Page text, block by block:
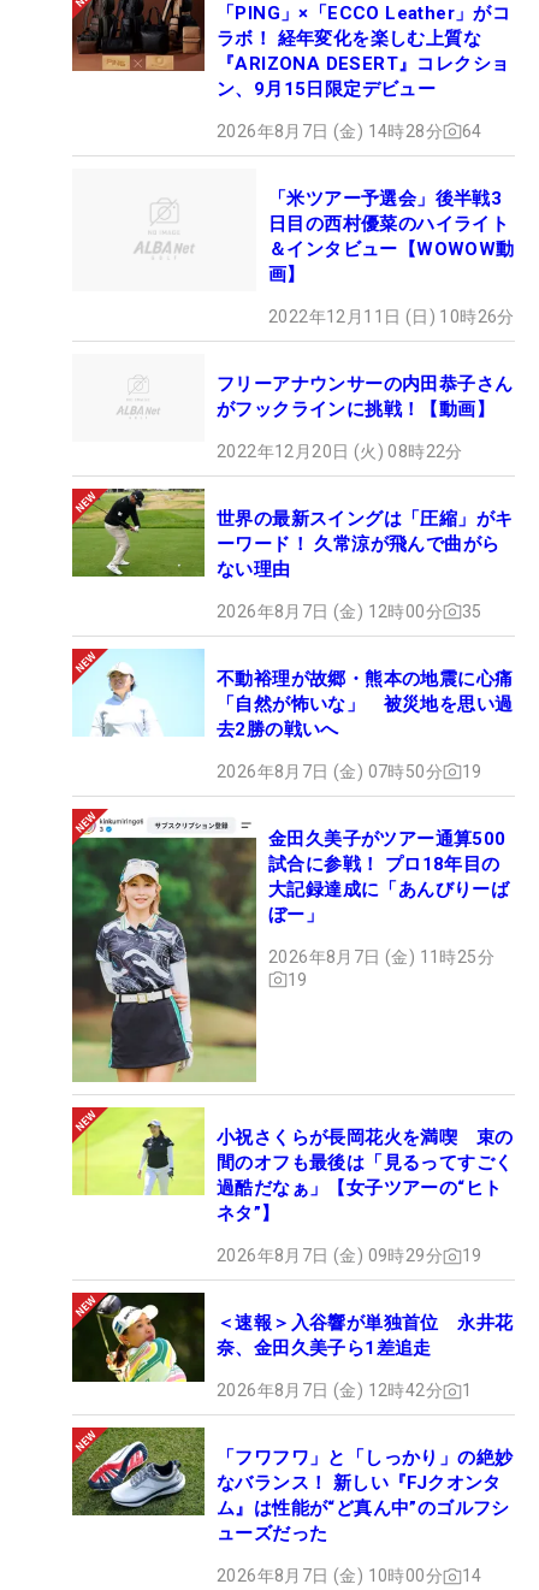
「PING」×「ECCO Leather」がコ
ラボ！ 経年変化を楽しむ上質な
『ARIZONA DESERT』コレクショ
ン、9月15日限定デビュー
2026年8月7日 (金) 14時28分 64
「米ツアー予選会」後半戦3
日目の西村優菜のハイライト
＆インタビュー【WOWOW動
画】
2022年12月11日 (日) 10時26分
フリーアナウンサーの内田恭子さん
がフックラインに挑戦！【動画】
2022年12月20日 (火) 08時22分
世界の最新スイングは「圧縮」がキ
ーワード！ 久常涼が飛んで曲がら
ない理由
2026年8月7日 (金) 12時00分 35
不動裕理が故郷・熊本の地震に心痛
「自然が怖いな」 被災地を思い過
去2勝の戦いへ
2026年8月7日 (金) 07時50分 19
金田久美子がツアー通算500
試合に参戦！ プロ18年目の
大記録達成に「あんびりーば
ぼー」
2026年8月7日 (金) 11時25分
19
小祝さくらが長岡花火を満喫 束の
間のオフも最後は「見るってすごく
過酷だなぁ」【女子ツアーの“ヒト
ネタ”】
2026年8月7日 (金) 09時29分 19
＜速報＞入谷響が単独首位 永井花
奈、金田久美子ら1差追走
2026年8月7日 (金) 12時42分 1
「フワフワ」と「しっかり」の絶妙
なバランス！ 新しい『FJクオンタ
ム』は性能が“ど真ん中”のゴルフシ
ューズだった
2026年8月7日 (金) 10時00分 14